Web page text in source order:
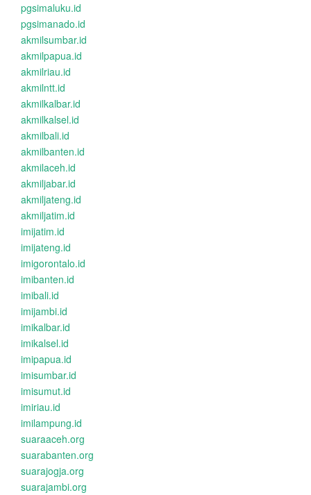
pgsimaluku.id
pgsimanado.id
akmilsumbar.id
akmilpapua.id
akmilriau.id
akmilntt.id
akmilkalbar.id
akmilkalsel.id
akmilbali.id
akmilbanten.id
akmilaceh.id
akmiljabar.id
akmiljateng.id
akmiljatim.id
imijatim.id
imijateng.id
imigorontalo.id
imibanten.id
imibali.id
imijambi.id
imikalbar.id
imikalsel.id
imipapua.id
imisumbar.id
imisumut.id
imiriau.id
imilampung.id
suaraaceh.org
suarabanten.org
suarajogja.org
suarajambi.org